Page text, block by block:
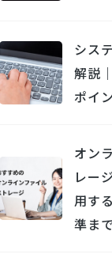
シス
解説
ポイ
オン
レー
用す
準まで